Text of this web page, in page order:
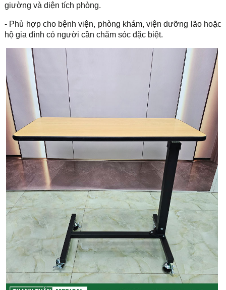
giường và diện tích phòng.
- Phù hợp cho bệnh viện, phòng khám, viện dưỡng lão hoặc
hộ gia đình có người cần chăm sóc đặc biệt.